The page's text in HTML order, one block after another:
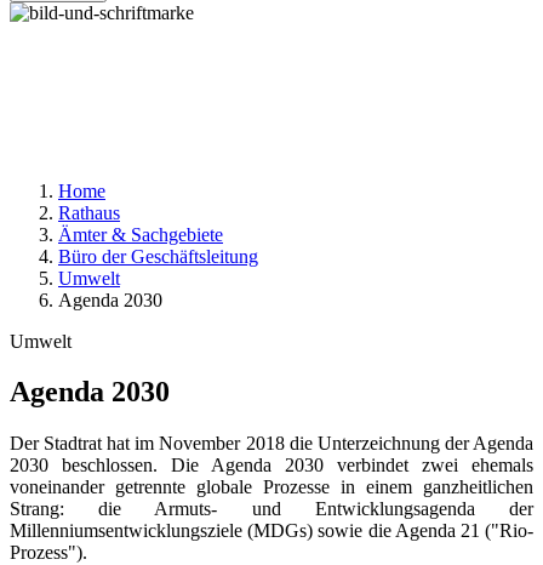
Home
Rathaus
Ämter & Sachgebiete
Büro der Geschäftsleitung
Umwelt
Agenda 2030
Umwelt
Agenda 2030
Der Stadtrat hat im November 2018 die Unterzeichnung der Agenda
2030 beschlossen. Die Agenda 2030 verbindet zwei ehemals
voneinander getrennte globale Prozesse in einem ganzheitlichen
Strang: die Armuts- und Entwicklungsagenda der
Millenniumsentwicklungsziele (MDGs) sowie die Agenda 21 ("Rio-
Prozess").